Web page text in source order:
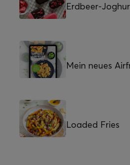
Erdbeer-
Mein neues
Loaded Fries